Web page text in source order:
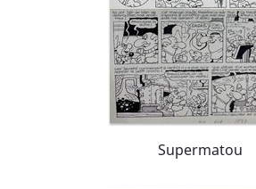
Supermatou